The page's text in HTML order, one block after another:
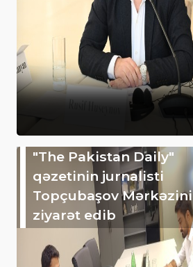
"The Pakistan Daily"
qəzetinin jurnalisti
Topçubaşov Mərkəzini
ziyarət edib